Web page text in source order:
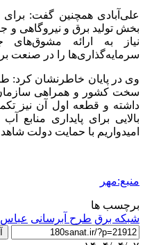
علی‌آبادی همچنین گفت:
بخش تولید برق و
نیاز به ارائه مشوق‌های
سرمایه‌گذاری‌ها را در صنعت
وی در پایان خاطرنشان کرد:
سخت کشور و همراهی سازمان
داشته و قطعه اول آن نیز
بالایی برای پایداری منابع
امیدواریم با حمایت دولت
منبع:مهر
برچسب ها
شبکه برق طرح آبرسانی عباس